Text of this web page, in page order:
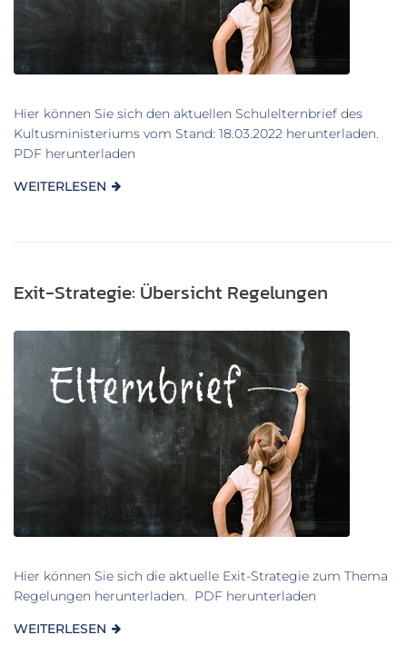
Hier können Sie sich den aktuellen Schulelternbrief des
Kultusministeriums vom Stand: 18.03.2022 herunterladen.
PDF herunterladen
WEITERLESEN
Exit-Strategie: Übersicht Regelungen
Hier können Sie sich die aktuelle Exit-Strategie zum Thema
Regelungen herunterladen. PDF herunterladen
WEITERLESEN